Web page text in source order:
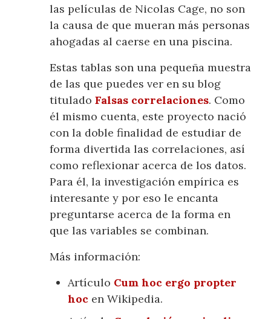
las películas de Nicolas Cage, no son
la causa de que mueran más personas
ahogadas al caerse en una piscina.
Estas tablas son una pequeña muestra
de las que puedes ver en su blog
tituladoFalsas correlaciones. Como
él mismo cuenta, este proyecto nació
con la doble finalidad de estudiar de
forma divertida las correlaciones, así
como reflexionar acerca de los datos.
Para él, la investigación empírica es
interesante y por eso le encanta
preguntarse acerca de la forma en
que las variables se combinan.
Más información:
Artículo Cum hoc ergo propter
hoc en Wikipedia.